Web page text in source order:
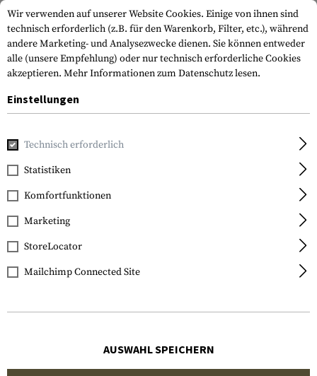
Home Bekleidung Socken Merino Low Cut / Ankle Socks
Clawgear
Merino Low Cut / Ankle
Socks
Wir verwenden auf unserer Website Cookies. Einige von ihnen sind
technisch erforderlich (z.B. für den Warenkorb, Filter, etc.), während
andere Marketing- und Analysezwecke dienen. Sie können entweder
alle (unsere Empfehlung) oder nur technisch erforderliche Cookies
akzeptieren. Mehr Informationen zum Datenschutz lesen.
Einstellungen
Technisch erforderlich
Statistiken
Komfortfunktionen
Marketing
StoreLocator
Mailchimp Connected Site
AUSWAHL SPEICHERN